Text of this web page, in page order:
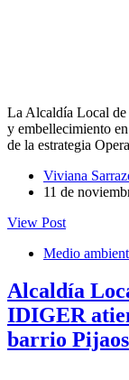
La Alcaldía Local
y embellecimiento
de la estrategia
Viviana
11 de
View Post
Medio
Alcaldía
IDIGER
barrio Pijaos